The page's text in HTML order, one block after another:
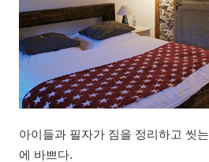
아이들과 필자가 짐을 정리하고 씻
에 바쁘다.